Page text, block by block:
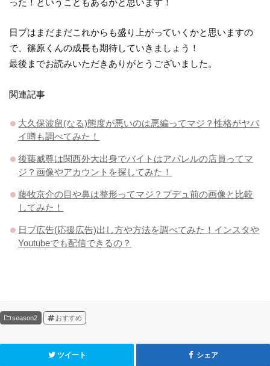
日プはまだまだこれからも盛り上がっていくかと思いますの
で、篠原くんの成長も期待していきましょう！
最後までお読みいただきありがとうございました。
関連記事
大久保波留(なる)態度が悪いのは悪編ってマジ？性格がヤバ
イ噂も調べてみた！
後藤威尊は関西外大出身でバイトはアパレルの店員ってマ
ジ？画像やアカウントを探してみた！
藤牧京介の目や鼻は整形ってマジ？プデュ前の画像と比較
してみた！
日プ広告(応援広告)出し方や方法を調べてみた！インスタや
Youtubeでも配信できるの？
season2 おすすめ
ツイート シェア